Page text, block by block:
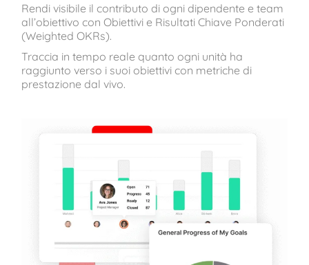
Rendi visibile il contributo di ogni dipendente e team
all’obiettivo con Obiettivi e Risultati Chiave Ponderati
(Weighted OKRs).
Traccia in tempo reale quanto ogni unità ha
raggiunto verso i suoi obiettivi con metriche di
prestazione dal vivo.